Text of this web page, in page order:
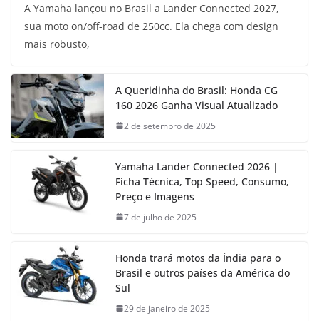
A Yamaha lançou no Brasil a Lander Connected 2027,
sua moto on/off-road de 250cc. Ela chega com design
mais robusto,
A Queridinha do Brasil: Honda CG
160 2026 Ganha Visual Atualizado
2 de setembro de 2025
Yamaha Lander Connected 2026 |
Ficha Técnica, Top Speed, Consumo,
Preço e Imagens
7 de julho de 2025
Honda trará motos da Índia para o
Brasil e outros países da América do
Sul
29 de janeiro de 2025